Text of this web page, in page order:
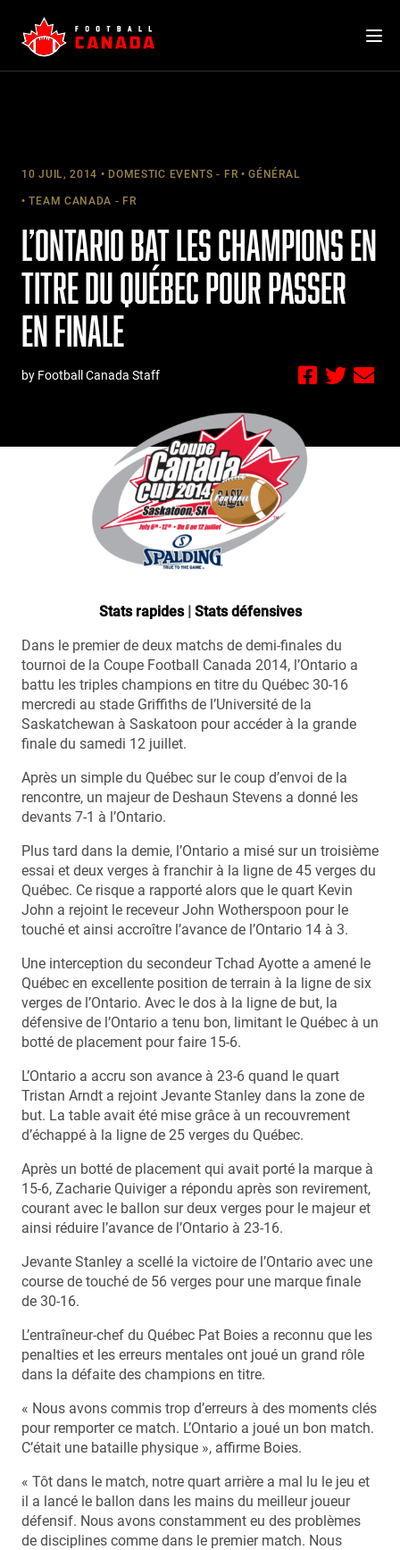
content
10 JUIL, 2014 DOMESTIC EVENTS - FR GÉNÉRAL
TEAM CANADA - FR
L’ONTARIO BAT LES CHAMPIONS EN
TITRE DU QUÉBEC POUR PASSER
EN FINALE
by Football Canada Staff
Stats rapides| Stats défensives
Dans le premier de deux matchs de demi-finales du
tournoi de la Coupe Football Canada 2014, l’Ontario a
battu les triples champions en titre du Québec 30-16
mercredi au stade Griffiths de l’Université de la
Saskatchewan à Saskatoon pour accéder à la grande
finale du samedi 12 juillet.
Après un simple du Québec sur le coup d’envoi de la
rencontre, un majeur de Deshaun Stevens a donné les
devants 7-1 à l’Ontario.
Plus tard dans la demie, l’Ontario a misé sur un troisième
essai et deux verges à franchir à la ligne de 45 verges du
Québec. Ce risque a rapporté alors que le quart Kevin
John a rejoint le receveur John Wotherspoon pour le
touché et ainsi accroître l’avance de l’Ontario 14 à 3.
Une interception du secondeur Tchad Ayotte a amené le
Québec en excellente position de terrain à la ligne de six
verges de l’Ontario. Avec le dos à la ligne de but, la
défensive de l’Ontario a tenu bon, limitant le Québec à un
botté de placement pour faire 15-6.
L’Ontario a accru son avance à 23-6 quand le quart
Tristan Arndt a rejoint Jevante Stanley dans la zone de
but. La table avait été mise grâce à un recouvrement
d’échappé à la ligne de 25 verges du Québec.
Après un botté de placement qui avait porté la marque à
15-6, Zacharie Quiviger a répondu après son revirement,
courant avec le ballon sur deux verges pour le majeur et
ainsi réduire l’avance de l’Ontario à 23-16.
Jevante Stanley a scellé la victoire de l’Ontario avec une
course de touché de 56 verges pour une marque finale
de 30-16.
L’entraîneur-chef du Québec Pat Boies a reconnu que les
penalties et les erreurs mentales ont joué un grand rôle
dans la défaite des champions en titre.
« Nous avons commis trop d’erreurs à des moments clés
pour remporter ce match. L’Ontario a joué un bon match.
C’était une bataille physique », affirme Boies.
« Tôt dans le match, notre quart arrière a mal lu le jeu et
il a lancé le ballon dans les mains du meilleur joueur
défensif. Nous avons constamment eu des problèmes
de disciplines comme dans le premier match. Nous